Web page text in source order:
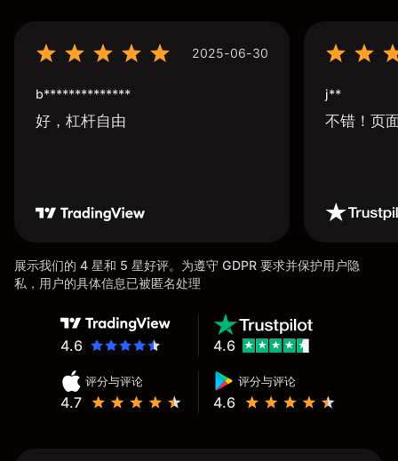
2025-06-30
b**************
好，杠杆自由
j**
不错！页
展示我们的 4 星和 5 星好评。为遵守 GDPR 要求并保护用户隐
私，用户的具体信息已被匿名处理
4.6
评分与评论
4.7
评分与评论
4.6
4.6